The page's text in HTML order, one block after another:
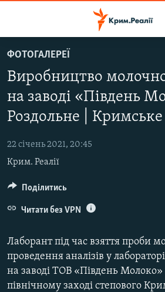
до
основного
матеріалу
до
навігації
Перейти
пошуку
ВОДА.КРИМ
ВІДЕО ТА ФОТО
ПОЛІТИКА
БЛОГИ
ПОГЛЯД
ІНТЕРВ'Ю
ВСЕ ЗА ДЕНЬ
ДЕПОРТАЦІЯ
ВІДЕОУРОКИ «ELIFBE»
ЯК ОБІЙТИ БЛОКУВАННЯ
Русский
ФОТОГАЛЕРЕЇ
Виробництво
на заводі «Південь
Роздольне |
22 січень 2021, 20:45
Крим. Реалії
Лаборант під час взяття проби
проведення аналізів у
на заводі ТОВ «Південь Молоко»
північному заході степового
Поділитись
Читати без VPN